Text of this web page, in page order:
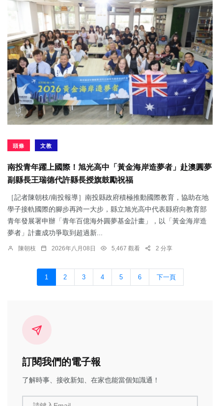
頭條 文教
南投青年躍上國際！旭光高中「黃金海岸造夢者」赴澳圓夢
副縣長王瑞德代許縣長授旗鼓勵祝福
［記者陳朝枝/南投報導］南投縣政府積極推動國際教育，協助在地
學子接軌國際的腳步再跨一大步，縣立旭光高中代表縣府向教育部
青年發展署申辦「青年百億海外圓夢基金計畫」，以「黃金海岸造
夢者」計畫成功爭取到超過新...
陳朝枝 2026年八月08日 5,467 觀看 2 分享
1 2 3 4 5 6 下一頁
訂閱我們的電子報
了解時事、接收新知、在家也能當個知識通！